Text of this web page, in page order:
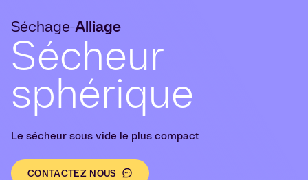
Séchage-Alliage
Sécheur
sphérique
Le sécheur sous vide le plus compact
CONTACTEZ NOUS